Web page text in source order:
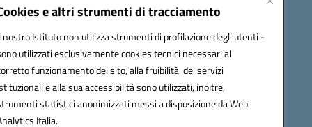
e altri strumenti di tracciamento
nostro Istituto non utilizza strumenti di profilazione degli utenti -
utilizzati esclusivamente cookies tecnici necessari al
funzionamento del sito, alla fruibilità dei servizi
e alla sua accessibilità sono utilizzati, inoltre,
statistici anonimizzati messi a disposizione da Web
Italia.